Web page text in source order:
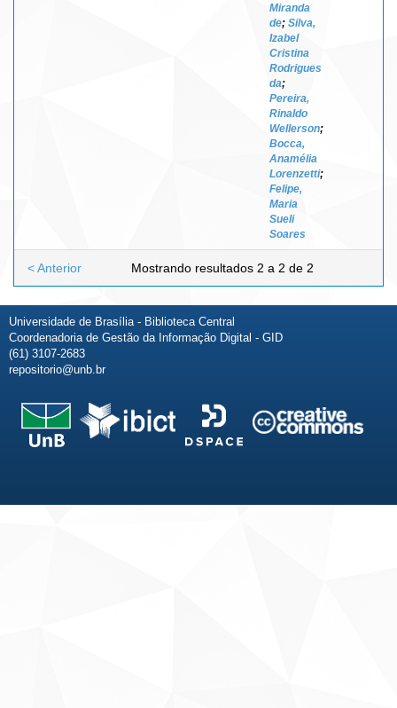
Miranda
de; Silva,
Izabel
Cristina
Rodrigues
da;
Pereira,
Rinaldo
Wellerson;
Bocca,
Anamélia
Lorenzetti;
Felipe,
Maria
Sueli
Soares
Mostrando resultados 2 a 2 de 2
< Anterior
Universidade de Brasília - Biblioteca Central
Coordenadoria de Gestão da Informação Digital - GID
(61) 3107-2683
repositorio@unb.br